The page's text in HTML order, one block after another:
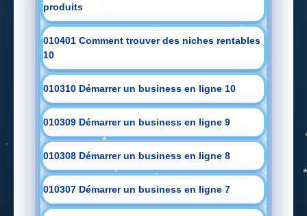
produits
010401 Comment trouver des niches rentables
10
010310 Démarrer un business en ligne 10
010309 Démarrer un business en ligne 9
010308 Démarrer un business en ligne 8
010307 Démarrer un business en ligne 7